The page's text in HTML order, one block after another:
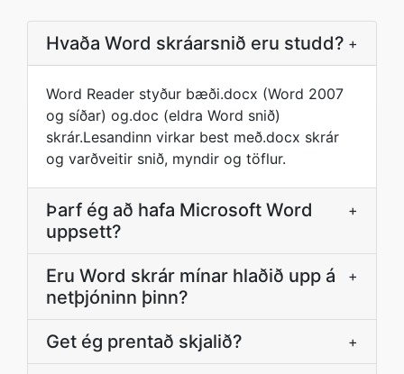
Hvaða Word skráarsnið eru studd? +
Word Reader styður bæði.docx (Word 2007
og síðar) og.doc (eldra Word snið)
skrár.Lesandinn virkar best með.docx skrár
og varðveitir snið, myndir og töflur.
Þarf ég að hafa Microsoft Word
uppsett?
+
Eru Word skrár mínar hlaðið upp á
netþjóninn þinn?
+
Get ég prentað skjalið? +